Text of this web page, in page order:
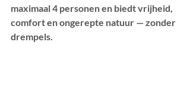
maximaal 4 personen en biedt vrijheid,
comfort en ongerepte natuur — zonder
drempels.